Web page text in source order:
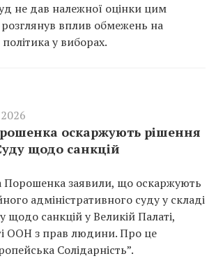
не дав належної оцінки цим
розглянув вплив обмежень на
у виборах.
оскаржують рішення
щодо санкцій
Порошенка заявили, що оскаржують
адміністративного суду у складі
щодо санкцій у Великій Палаті,
ООН з прав людини. Про це
Солідарність”.